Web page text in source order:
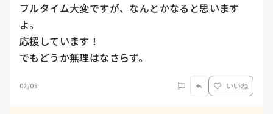
フルタイム大変ですが、なんとかなると思います
よ。
応援しています！
でもどうか無理はなさらず。
02/05 いいね